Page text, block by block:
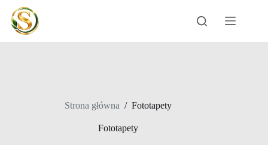
Przejdź
treści
Strona główna / Fototapety
Fototapety